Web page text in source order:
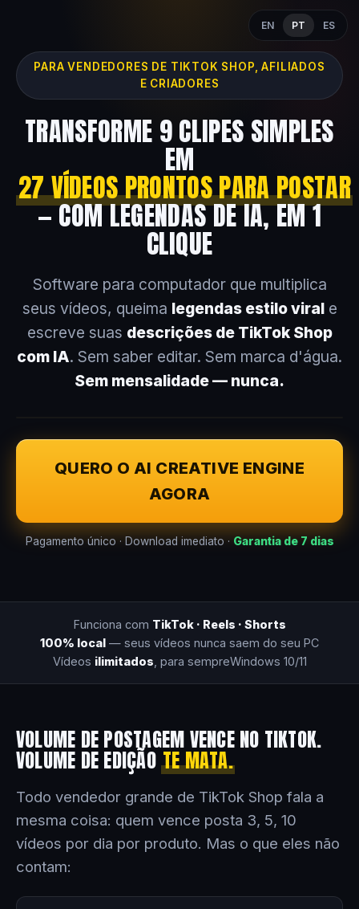
EN PT ES
PARA VENDEDORES DE TIKTOK SHOP, AFILIADOS
E CRIADORES
TRANSFORME 9 CLIPES SIMPLES
EM
27 VÍDEOS PRONTOS PARA POSTAR
— COM LEGENDAS DE IA, EM 1
CLIQUE
Software para computador que multiplica
seus vídeos, queima legendas estilo virale
escreve suas descrições de TikTok Shop
com IA. Sem saber editar. Sem marca d'água.
Sem mensalidade — nunca.
QUERO O AI CREATIVE ENGINE
AGORA
Pagamento único · Download imediato · Garantia de 7 dias
Funciona com TikTok · Reels · Shorts
100% local — seus vídeos nunca saem do seu PC
Vídeos ilimitados , para sempreWindows 10/11
VOLUME DE POSTAGEM VENCE NO TIKTOK.
VOLUME DE EDIÇÃOTE MATA.
Todo vendedor grande de TikTok Shop fala a
mesma coisa: quem vence posta 3, 5, 10
vídeos por dia por produto. Mas o que eles não
contam: